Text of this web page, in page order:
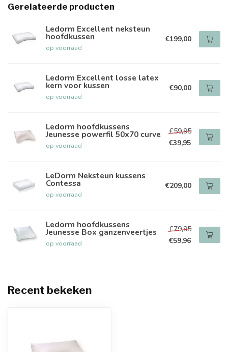
Gerelateerde producten
Ledorm Excellent neksteun
hoofdkussen
op voorraad
€199,00
Ledorm Excellent losse latex
kern voor kussen
op voorraad
€90,00
Ledorm hoofdkussens
Jeunesse powerfil 50x70 curve
op voorraad
€59,95
€39,95
LeDorm Neksteun kussens
Contessa
op voorraad
€209,00
Ledorm hoofdkussens
Jeunesse Box ganzenveertjes
op voorraad
€79,95
€59,96
Recent bekeken